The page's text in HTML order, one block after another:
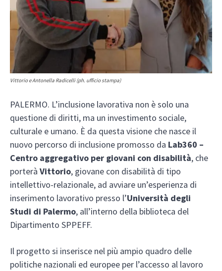
Vittorio e Antonella Radicelli (ph. ufficio stampa)
PALERMO. L’inclusione lavorativa non è solo una
questione di diritti, ma un investimento sociale,
culturale e umano. È da questa visione che nasce il
nuovo percorso di inclusione promosso da Lab360 –
Centro aggregativo per giovani con disabilità, che
porterà Vittorio, giovane con disabilità di tipo
intellettivo-relazionale, ad avviare un’esperienza di
inserimento lavorativo presso l’Università degli
Studi di Palermo, all’interno della biblioteca del
Dipartimento SPPEFF.
Il progetto si inserisce nel più ampio quadro delle
politiche nazionali ed europee per l’accesso al lavoro